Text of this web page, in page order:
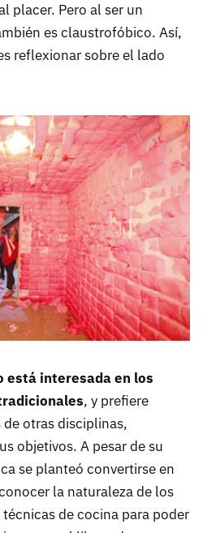
placer. Pero al ser un
es claustrofóbico. Así,
reflexionar sobre el lado
está interesada en los
, y prefiere
otras disciplinas,
objetivos. A pesar de su
se planteó convertirse en
la naturaleza de los
de cocina para poder